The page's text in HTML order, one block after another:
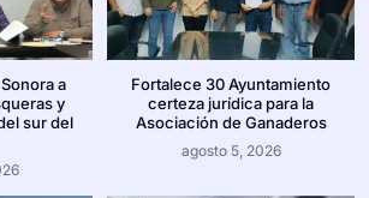
a
y
sur del
Fortalece 30 Ayuntamiento
certeza jurídica para la
Asociación de Ganaderos
agosto 5, 2026